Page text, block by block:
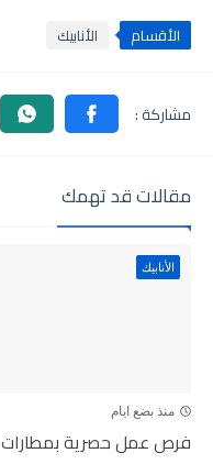
الأقسام الأنابيك
مقالات قد تهمك
الأنابيك
منذ بضع ايام
فرص عمل حصرية بمطارات